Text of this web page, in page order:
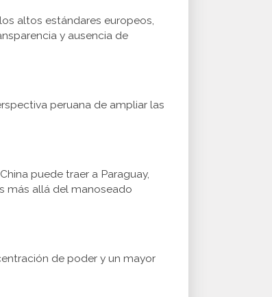
altos estándares europeos,
y ausencia de
peruana de ampliar las
puede traer a Paraguay,
más allá del manoseado
de poder y un mayor